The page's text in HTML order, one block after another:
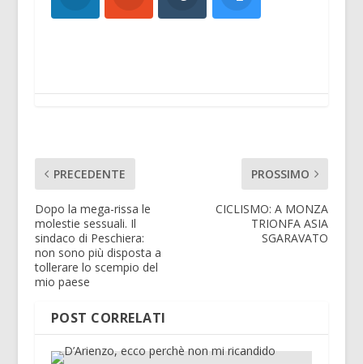
PRECEDENTE
Dopo la mega-rissa le
molestie sessuali. Il
sindaco di Peschiera:
non sono più disposta a
tollerare lo scempio del
mio paese
PROSSIMO
CICLISMO: A MONZA
TRIONFA ASIA
SGARAVATO
POST CORRELATI